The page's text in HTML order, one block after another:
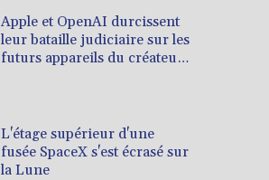
Apple et OpenAI durcissent
leur bataille judiciaire sur les
futurs appareils du créateur
L'étage supérieur d'une
fusée SpaceX s'est écrasé sur
la Lune